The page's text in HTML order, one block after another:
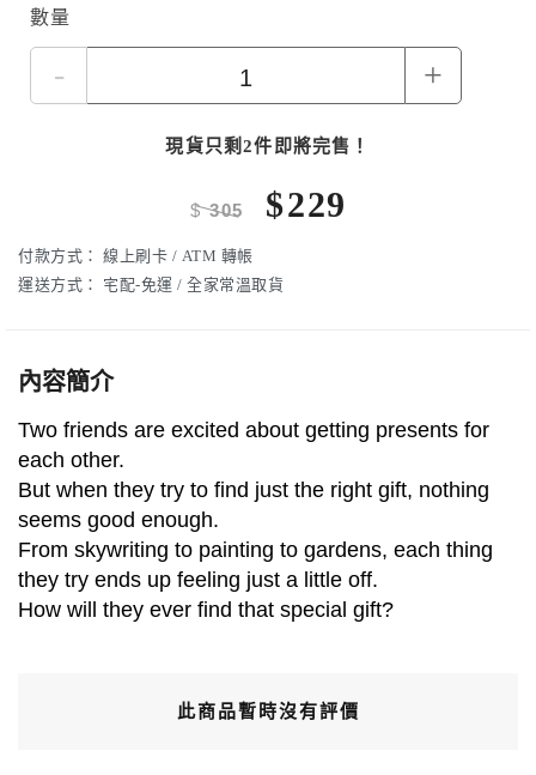
數量
- +
現貨只剩2件即將完售！
$305 $229
付款方式： 線上刷卡 / ATM 轉帳
運送方式：
宅配-免運 / 全家常溫取貨
內容簡介
Two friends are excited about getting presents for
each other.
But when they try to find just the right gift, nothing
seems good enough.
From skywriting to painting to gardens, each thing
they try ends up feeling just a little off.
How will they ever find that special gift?
此商品暫時沒有評價